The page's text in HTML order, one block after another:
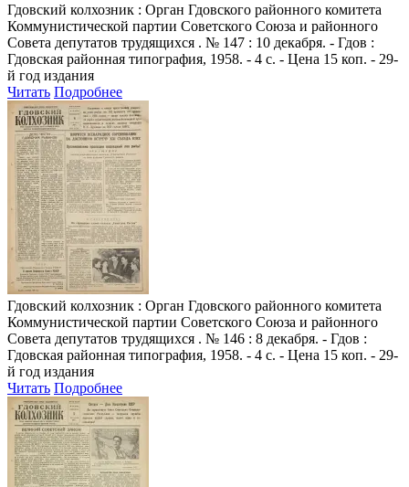
Гдовский колхозник : Орган Гдовского районного комитета
Коммунистической партии Советского Союза и районного
Совета депутатов трудящихся . № 147 : 10 декабря. - Гдов :
Гдовская районная типография, 1958. - 4 с. - Цена 15 коп. - 29-
й год издания
Читать Подробнее
Гдовский колхозник : Орган Гдовского районного комитета
Коммунистической партии Советского Союза и районного
Совета депутатов трудящихся . № 146 : 8 декабря. - Гдов :
Гдовская районная типография, 1958. - 4 с. - Цена 15 коп. - 29-
й год издания
Читать Подробнее